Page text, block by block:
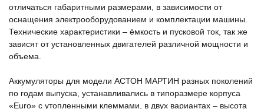
отличаться габаритными размерами, в зависимости от
оснащения электрооборудованием и комплектации машины.
Технические характеристики – ёмкость и пусковой ток, так же
зависят от установленных двигателей различной мощности и
объема.
Аккумуляторы для модели АСТОН МАРТИН разных поколений
по годам выпуска, устанавливались в типоразмере корпуса
«Euro» с утопленными клеммами, в двух вариантах – высота